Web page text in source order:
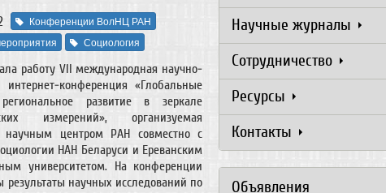
Конференции ВолНЦ РАН
Социология
работу VII международная научно-
интернет-конференция «Глобальные
развитие в зеркале
измерений», организуемая
научным центром РАН совместно с
НАН Беларуси и Ереванским
университетом. На конференции
результаты научных исследований по
Научные журналы
Сотрудничество
Ресурсы
Контакты
Объявления